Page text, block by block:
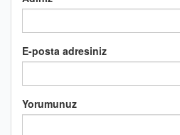
E-posta adresiniz
Yorumunuz